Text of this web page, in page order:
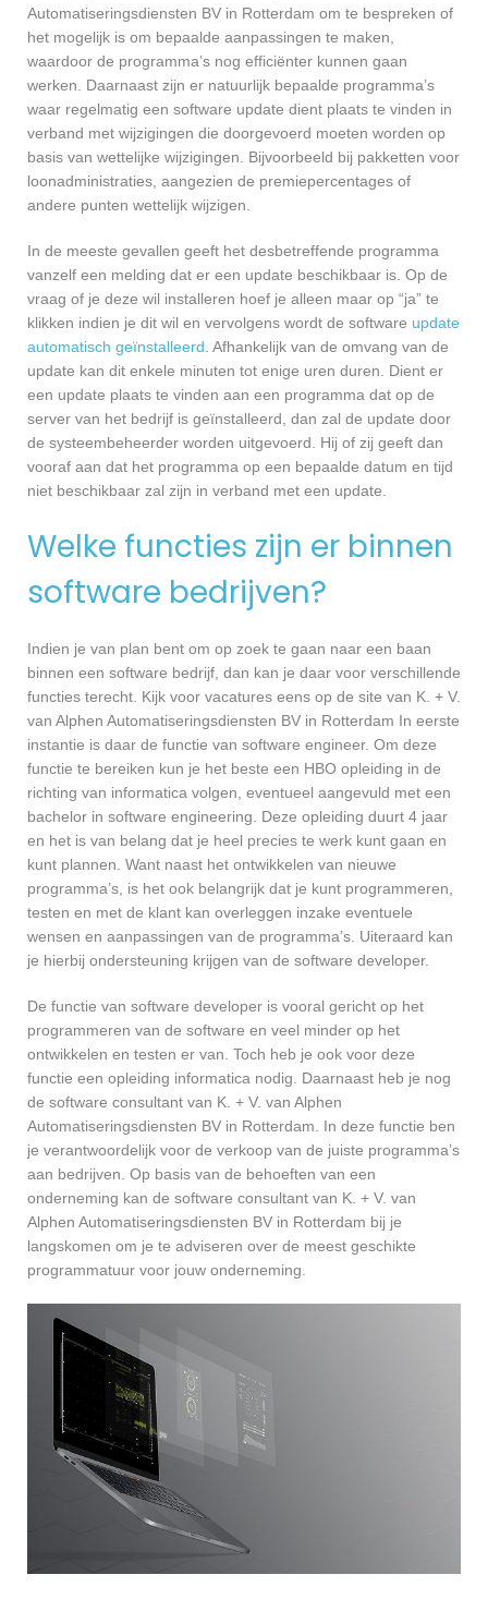
Automatiseringsdiensten BV in Rotterdam om te bespreken of
het mogelijk is om bepaalde aanpassingen te maken,
waardoor de programma’s nog efficiënter kunnen gaan
werken. Daarnaast zijn er natuurlijk bepaalde programma’s
waar regelmatig een software update dient plaats te vinden in
verband met wijzigingen die doorgevoerd moeten worden op
basis van wettelijke wijzigingen. Bijvoorbeeld bij pakketten voor
loonadministraties, aangezien de premiepercentages of
andere punten wettelijk wijzigen.
In de meeste gevallen geeft het desbetreffende programma
vanzelf een melding dat er een update beschikbaar is. Op de
vraag of je deze wil installeren hoef je alleen maar op “ja” te
klikken indien je dit wil en vervolgens wordt de software update
automatisch geïnstalleerd. Afhankelijk van de omvang van de
update kan dit enkele minuten tot enige uren duren. Dient er
een update plaats te vinden aan een programma dat op de
server van het bedrijf is geïnstalleerd, dan zal de update door
de systeembeheerder worden uitgevoerd. Hij of zij geeft dan
vooraf aan dat het programma op een bepaalde datum en tijd
niet beschikbaar zal zijn in verband met een update.
Welke functies zijn er binnen
software bedrijven?
Indien je van plan bent om op zoek te gaan naar een baan
binnen een software bedrijf, dan kan je daar voor verschillende
functies terecht. Kijk voor vacatures eens op de site van K. + V.
van Alphen Automatiseringsdiensten BV in Rotterdam In eerste
instantie is daar de functie van software engineer. Om deze
functie te bereiken kun je het beste een HBO opleiding in de
richting van informatica volgen, eventueel aangevuld met een
bachelor in software engineering. Deze opleiding duurt 4 jaar
en het is van belang dat je heel precies te werk kunt gaan en
kunt plannen. Want naast het ontwikkelen van nieuwe
programma’s, is het ook belangrijk dat je kunt programmeren,
testen en met de klant kan overleggen inzake eventuele
wensen en aanpassingen van de programma’s. Uiteraard kan
je hierbij ondersteuning krijgen van de software developer.
De functie van software developer is vooral gericht op het
programmeren van de software en veel minder op het
ontwikkelen en testen er van. Toch heb je ook voor deze
functie een opleiding informatica nodig. Daarnaast heb je nog
de software consultant van K. + V. van Alphen
Automatiseringsdiensten BV in Rotterdam. In deze functie ben
je verantwoordelijk voor de verkoop van de juiste programma’s
aan bedrijven. Op basis van de behoeften van een
onderneming kan de software consultant van K. + V. van
Alphen Automatiseringsdiensten BV in Rotterdam bij je
langskomen om je te adviseren over de meest geschikte
programmatuur voor jouw onderneming.